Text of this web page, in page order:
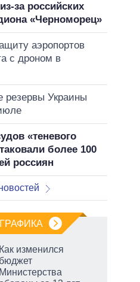
за российских
«Черноморец»
аэропортов
с дроном в
резервы Украины
«теневого
более 100
россиян
Как изменился
бюджет
Министерства